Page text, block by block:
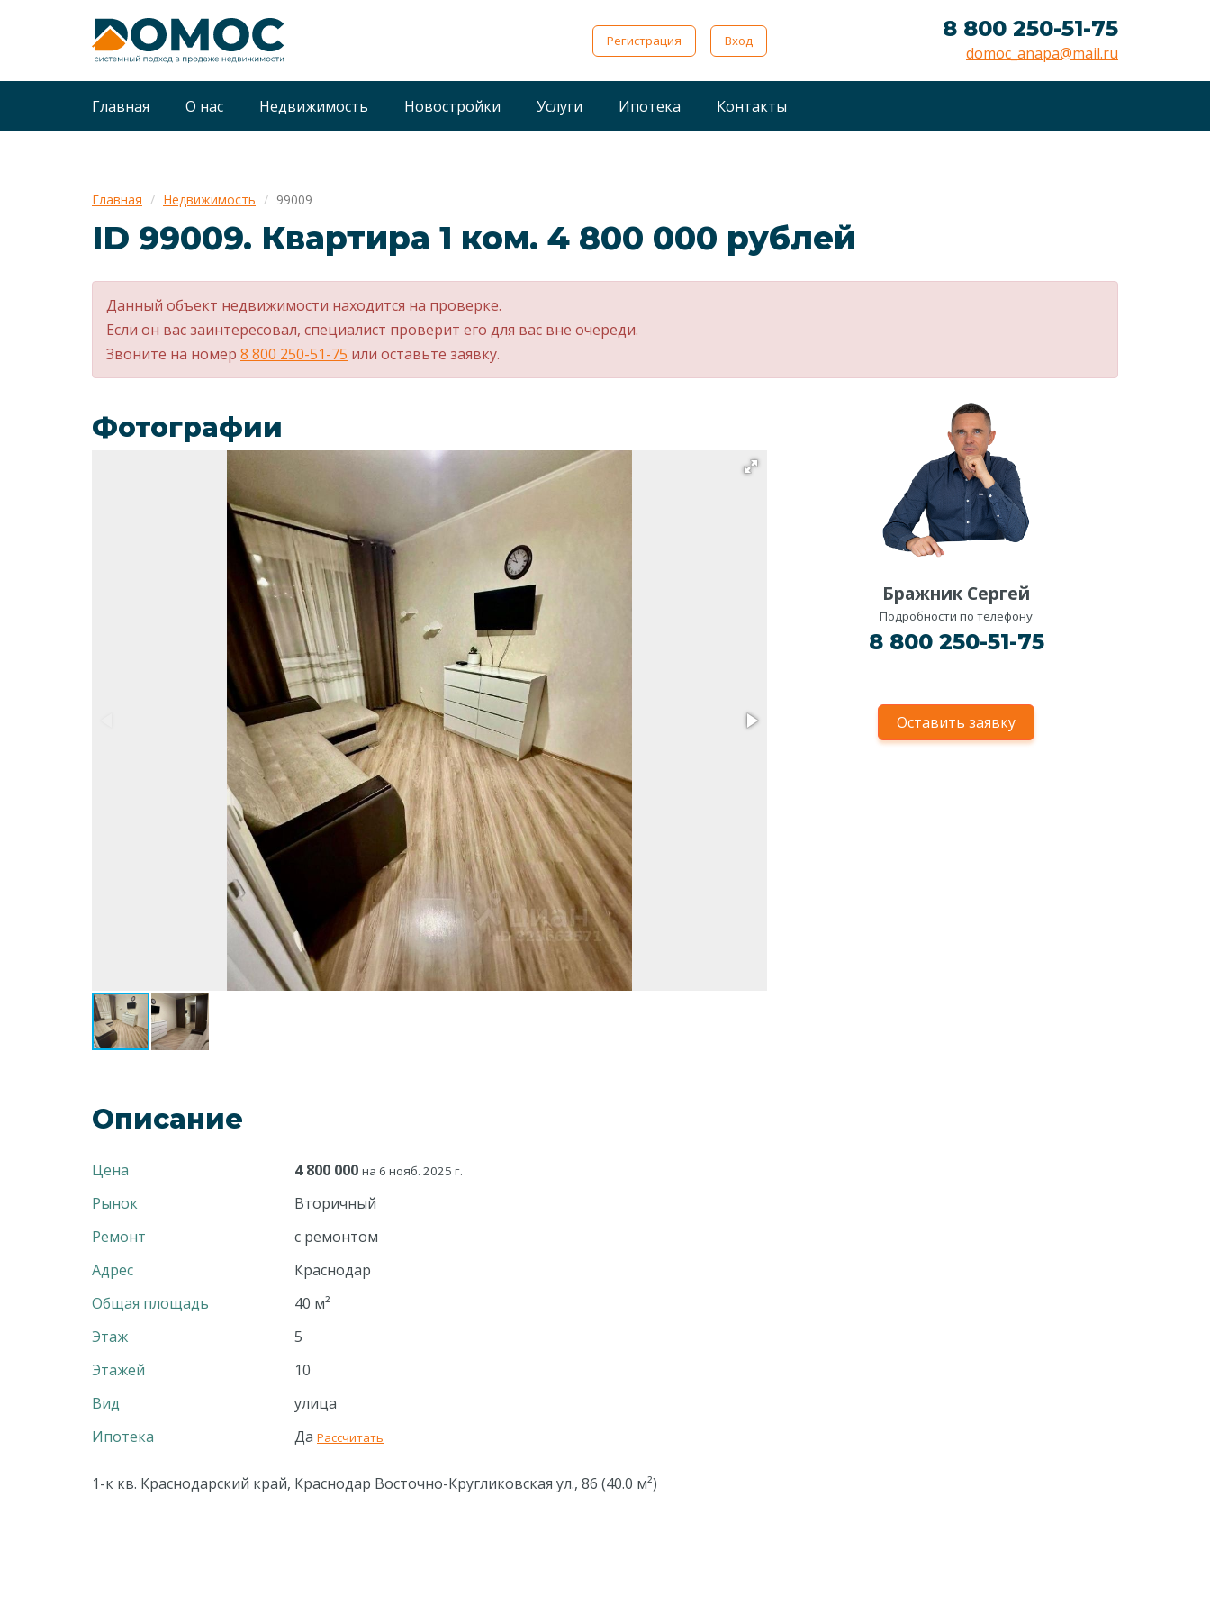
Регистрация Вход 8 800 250-51-75
domoc_anapa@mail.ru
Главная О нас Недвижимость Новостройки Услуги Ипотека Контакты
Главная Недвижимость 99009
ID 99009. Квартира 1 ком. 4 800 000 рублей
Данный объект недвижимости находится на проверке.
Если он вас заинтересовал, специалист проверит его для вас вне очереди.
Звоните на номер 8 800 250-51-75 или оставьте заявку.
Фотографии
Описание
Цена 4 800 000 на 6 нояб. 2025 г.
Рынок
Вторичный
Ремонт
с ремонтом
Адрес
Краснодар
Общая площадь
40 м²
Этаж
5
Этажей
10
Вид
улица
Ипотека
Да Рассчитать
1-к кв. Краснодарский край, Краснодар Восточно-Кругликовская ул., 86 (40.0 м²)
Бражник Сергей
Подробности по телефону
8 800 250-51-75
Оставить заявку